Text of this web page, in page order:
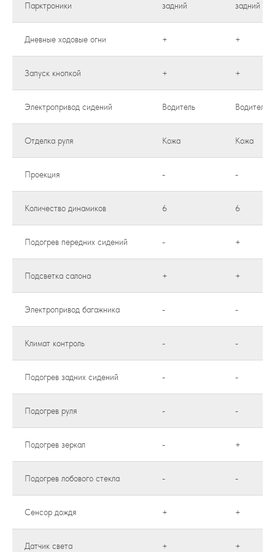
Парктроники задний задний
Дневные ходовые огни + +
Запуск кнопкой + +
Электропривод сидений Водитель Водитель
Отделка руля Кожа Кожа
Проекция - -
Количество динамиков 6 6
Подогрев передних сидений - +
Подсветка салона + +
Электропривод багажника - -
Климат контроль - -
Подогрев задних сидений - -
Подогрев руля - -
Подогрев зеркал - +
Подогрев лобового стекла - -
Сенсор дождя + +
Датчик света + +